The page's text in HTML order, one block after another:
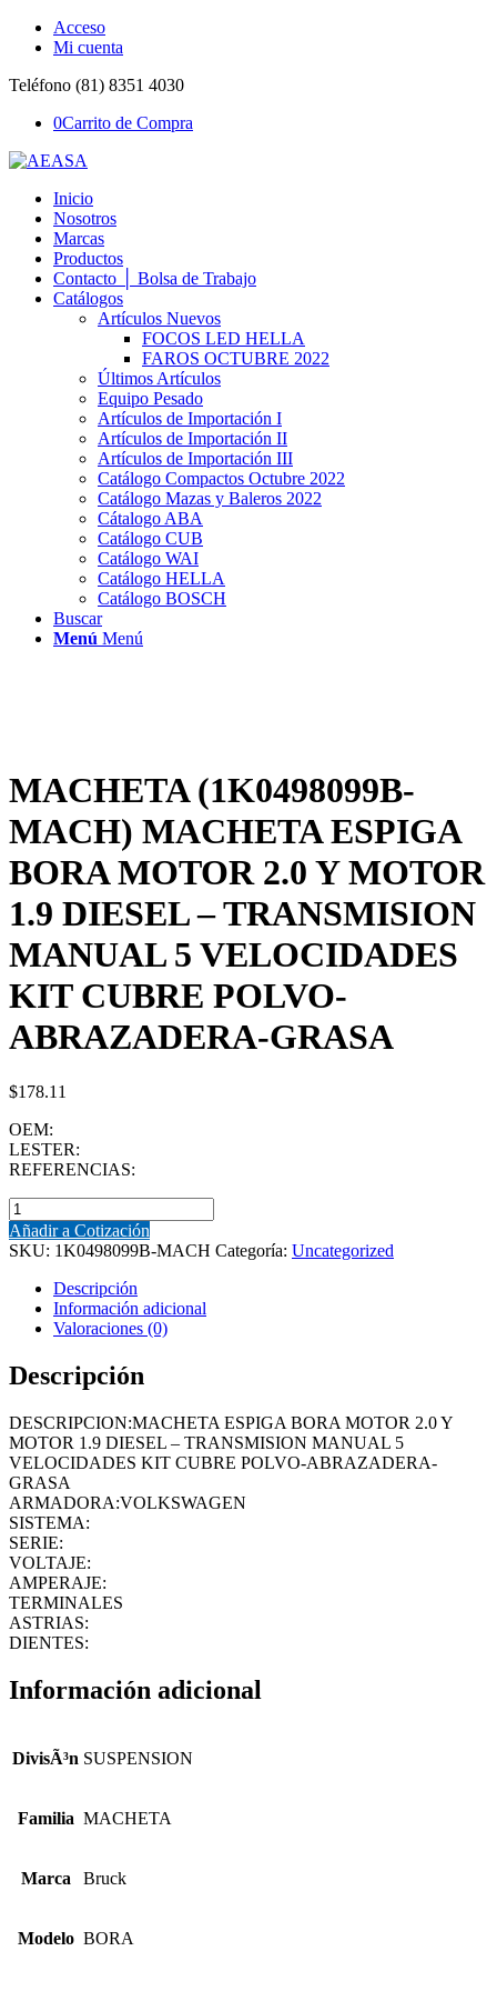
Acceso
Mi cuenta
Teléfono (81) 8351 4030
0Carrito de Compra
Inicio
Nosotros
Marcas
Productos
Contacto │ Bolsa de Trabajo
Catálogos
Artículos Nuevos
FOCOS LED HELLA
FAROS OCTUBRE 2022
Últimos Artículos
Equipo Pesado
Artículos de Importación I
Artículos de Importación II
Artículos de Importación III
Catálogo Compactos Octubre 2022
Catálogo Mazas y Baleros 2022
Cátalogo ABA
Catálogo CUB
Catálogo WAI
Catálogo HELLA
Catálogo BOSCH
Buscar
Menú Menú
MACHETA (1K0498099B-
MACH) MACHETA ESPIGA
BORA MOTOR 2.0 Y MOTOR
1.9 DIESEL – TRANSMISION
MANUAL 5 VELOCIDADES
KIT CUBRE POLVO-
ABRAZADERA-GRASA
$178.11
OEM:
LESTER:
REFERENCIAS:
MACHETA
(1K0498099B-
MACH)
ESPIGA
BORA
MOTOR
Y
MOTOR
DIESEL
-
TRANSMISION
MANUAL
5
VELOCIDADES
KIT
CUBRE
POLVO-
ABRAZADERA-
GRASA
cantidad
Añadir a Cotización
SKU: 1K0498099B-MACH Categoría: Uncategorized
Descripción
Información adicional
Valoraciones (0)
Descripción
DESCRIPCION:MACHETA ESPIGA BORA MOTOR 2.0 Y
MOTOR 1.9 DIESEL – TRANSMISION MANUAL 5
VELOCIDADES KIT CUBRE POLVO-ABRAZADERA-
GRASA
ARMADORA:VOLKSWAGEN
SISTEMA:
SERIE:
VOLTAJE:
AMPERAJE:
TERMINALES
ASTRIAS:
DIENTES:
Información adicional
DivisÃ³n SUSPENSION
Familia MACHETA
Marca Bruck
Modelo BORA